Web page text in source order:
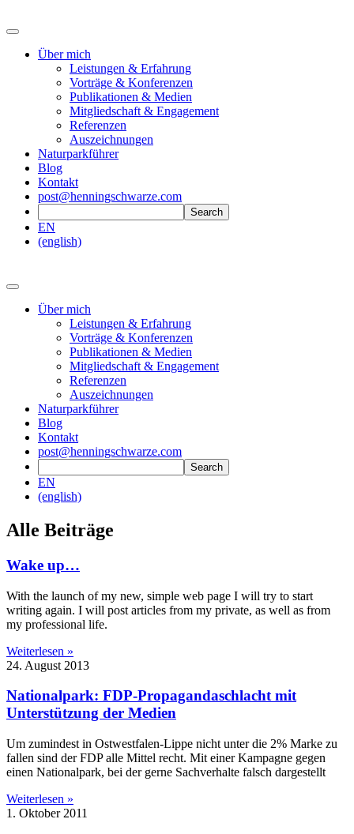
Über mich
Leistungen & Erfahrung
Vorträge & Konferenzen
Publikationen & Medien
Mitgliedschaft & Engagement
Referenzen
Auszeichnungen
Naturparkführer
Blog
Kontakt
post@henningschwarze.com
EN
(english)
Über mich
Leistungen & Erfahrung
Vorträge & Konferenzen
Publikationen & Medien
Mitgliedschaft & Engagement
Referenzen
Auszeichnungen
Naturparkführer
Blog
Kontakt
post@henningschwarze.com
EN
(english)
Alle Beiträge
Wake up…
With the launch of my new, simple web page I will try to start
writing again. I will post articles from my private, as well as from
my professional life.
Weiterlesen »
24. August 2013
Nationalpark: FDP-Propagandaschlacht mit
Unterstützung der Medien
Um zumindest in Ostwestfalen-Lippe nicht unter die 2% Marke zu
fallen sind der FDP alle Mittel recht. Mit einer Kampagne gegen
einen Nationalpark, bei der gerne Sachverhalte falsch dargestellt
Weiterlesen »
1. Oktober 2011